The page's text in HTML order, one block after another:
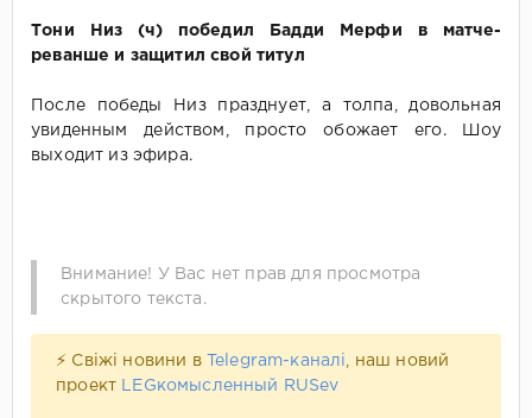
Тони Низ (ч) победил Бадди Мерфи в матче-
реванше и защитил свой титул
После победы Низ празднует, а толпа, довольная
увиденным действом, просто обожает его. Шоу
выходит из эфира.
Внимание! У Вас нет прав для просмотра
скрытого текста.
⚡ Свіжі новини в Telegram-каналі
, наш новий
проект
LEGкомысленный RUSev